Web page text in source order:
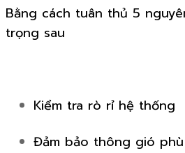
Bằng cách tuân thủ 5
trọng sau
Kiểm tra rò rỉ hệ thống
Đảm bảo thông gió